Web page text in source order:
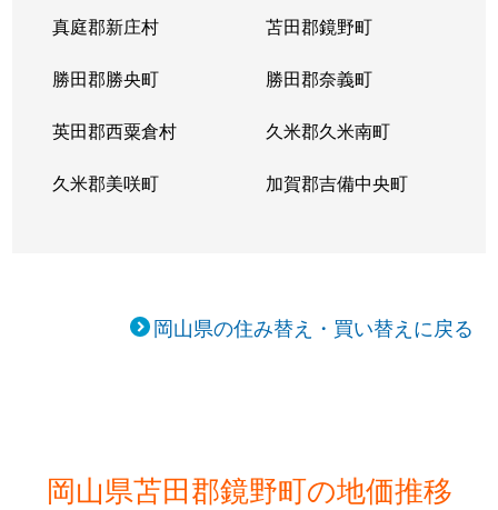
真庭郡新庄村 苫田郡鏡野町
勝田郡勝央町 勝田郡奈義町
英田郡西粟倉村 久米郡久米南町
久米郡美咲町 加賀郡吉備中央町
岡山県の住み替え・買い替えに戻る
岡山県苫田郡鏡野町の地価推移